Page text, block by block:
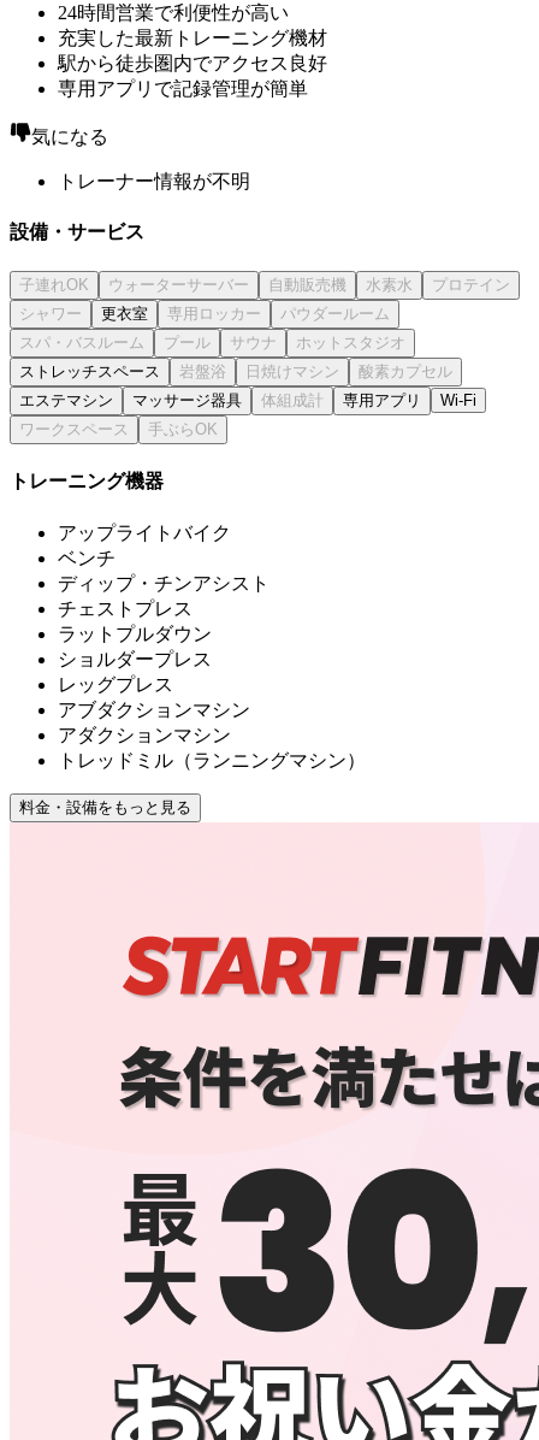
24時間営業で利便性が高い
充実した最新トレーニング機材
駅から徒歩圏内でアクセス良好
専用アプリで記録管理が簡単
気になる
トレーナー情報が不明
設備・サービス
更衣室
ストレッチスペース
エステマシン
マッサージ器具 専用アプリ Wi-Fi
トレーニング機器
アップライトバイク
ベンチ
ディップ・チンアシスト
チェストプレス
ラットプルダウン
ショルダープレス
レッグプレス
アブダクションマシン
アダクションマシン
トレッドミル（ランニングマシン）
料金・設備をもっと見る